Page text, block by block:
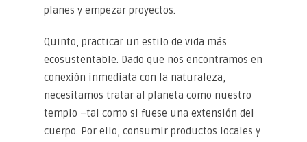
planes y empezar proyectos.
Quinto, practicar un estilo de vida más
ecosustentable. Dado que nos encontramos en
conexión inmediata con la naturaleza,
necesitamos tratar al planeta como nuestro
templo –tal como si fuese una extensión del
cuerpo. Por ello, consumir productos locales y